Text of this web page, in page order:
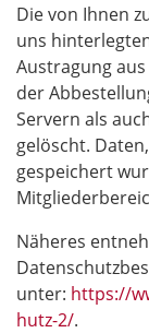
Die von Ihnen
uns
Austragung
der
Servern als
gelöscht.
gespeichert
Näheres
unter: https://
hutz-2/.